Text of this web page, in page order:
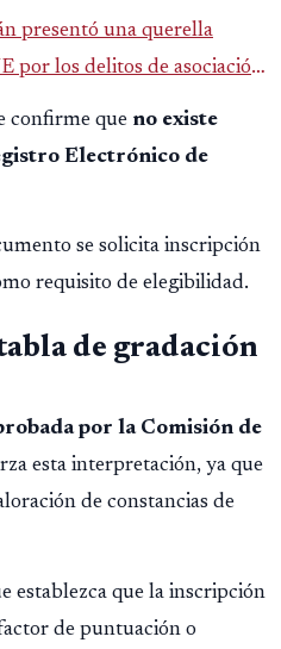
presentó una querella
por los delitos de asociación
confirme que no existe
Electrónico de
se solicita inscripción
requisito de elegibilidad.
de gradación
por la Comisión de
esta interpretación, ya que
de constancias de
establezca que la inscripción
de puntuación o